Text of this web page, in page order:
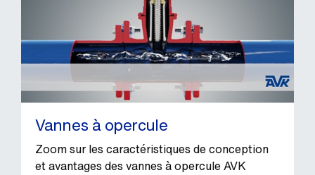
Vannes à opercule
Zoom sur les caractéristiques de conception
et avantages des vannes à opercule AVK